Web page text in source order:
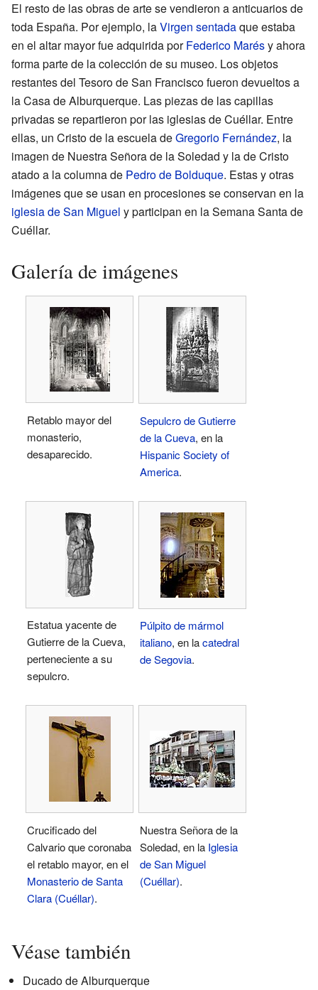
El resto de las obras de arte se vendieron a anticuarios de
toda España. Por ejemplo, laVirgen sentadaque estaba
en el altar mayor fue adquirida porFederico Marésy ahora
forma parte de la colección de su museo. Los objetos
restantes del Tesoro de San Francisco fueron devueltos a
la Casa de Alburquerque. Las piezas de las capillas
privadas se repartieron por las iglesias de Cuéllar. Entre
ellas, un Cristo de la escuela deGregorio Fernández, la
imagen de Nuestra Señora de la Soledad y la de Cristo
atado a la columna de Pedro de Bolduque. Estas y otras
imágenes que se usan en procesiones se conservan en la
iglesia de San Miguel y participan en la Semana Santa de
Cuéllar.
Galería de imágenes
Retablo mayor del
monasterio,
desaparecido.
Sepulcro de Gutierre
de la Cueva, en la
Hispanic Society of
America.
Estatua yacente de
Gutierre de la Cueva,
perteneciente a su
sepulcro.
Púlpito de mármol
italiano, en lacatedral
de Segovia.
Crucificado del
Calvario que coronaba
el retablo mayor, en el
Monasterio de Santa
Clara (Cuéllar).
Nuestra Señora de la
Soledad, en la Iglesia
de San Miguel
(Cuéllar).
Véase también
Ducado de Alburquerque